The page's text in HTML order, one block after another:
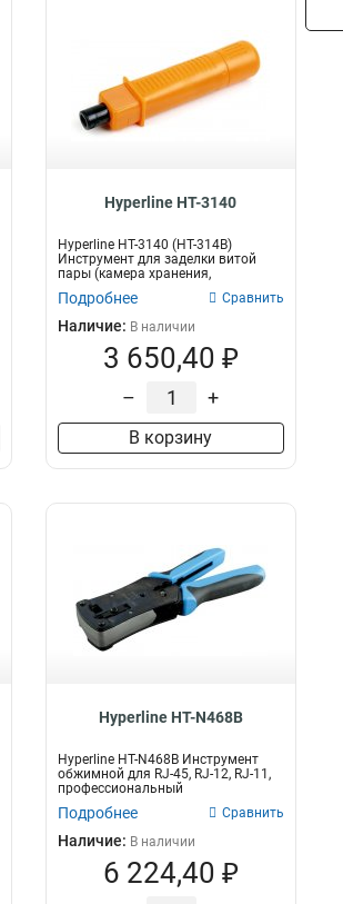
Hyperline HT-3140
Hyperline HT-3140 (HT-314B)
Инструмент для заделки витой
пары (камера хранения,
регулировка уда...
Подробнее Сравнить
Наличие: В наличии
3 650,40 ₽
– +
В корзину
Hyperline HT-N468B
Hyperline HT-N468B Инструмент
обжимной для RJ-45, RJ-12, RJ-11,
профессиональный
Подробнее Сравнить
Наличие: В наличии
6 224,40 ₽